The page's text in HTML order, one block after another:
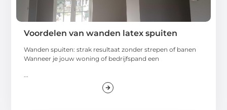
Voordelen van wanden latex spuiten
Wanden spuiten: strak resultaat zonder strepen of banen
Wanneer je jouw woning of bedrijfspand een